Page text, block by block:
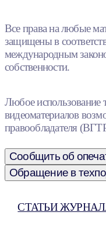
Все права на любые
защищены в
международным
собственности.
Любое использование
видеоматериалов
правообладателя
Сообщить об
Обращение в
СТАТЬИ